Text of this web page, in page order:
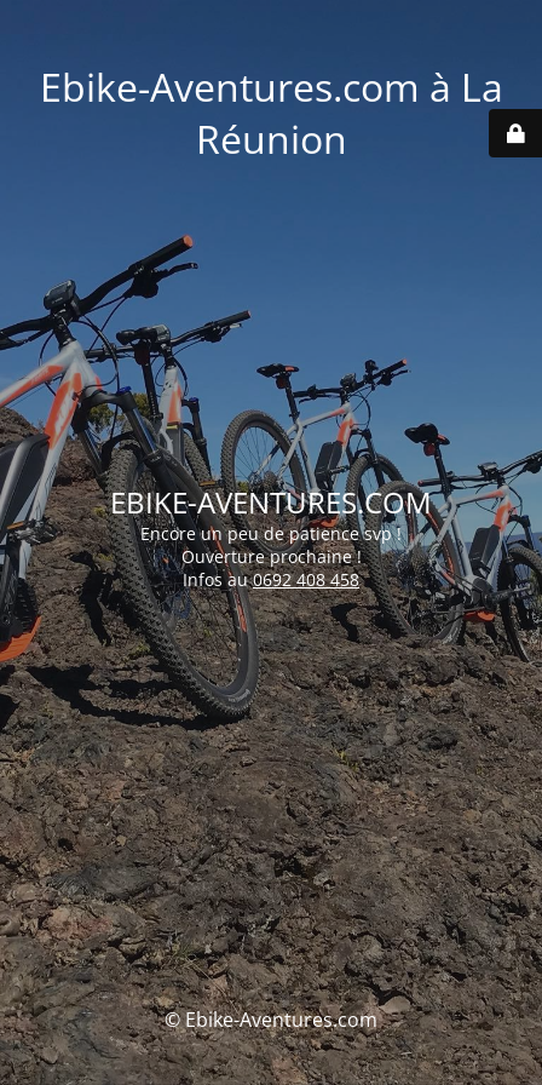
Ebike-Aventures.com à La
Réunion
EBIKE-AVENTURES.COM
Encore un peu de patience svp !
Ouverture prochaine !
Infos au0692 408 458
© Ebike-Aventures.com